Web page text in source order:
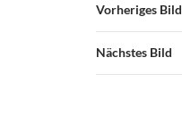
Vorheriges Bild
Nächstes Bild